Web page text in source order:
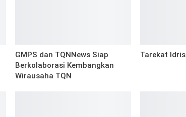
GMPS dan TQNNews Siap
Berkolaborasi Kembangkan
Wirausaha TQN
Tarekat